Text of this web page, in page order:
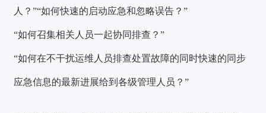
人？”“如何快速的启动应急和忽略误告？”
“如何召集相关人员一起协同排查？”
“如何在不干扰运维人员排查处置故障的同时快速的同步
应急信息的最新进展给到各级管理人员？”